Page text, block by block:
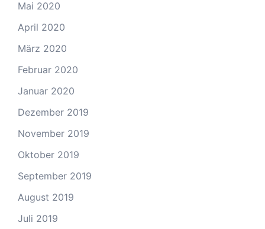
Mai 2020
April 2020
März 2020
Februar 2020
Januar 2020
Dezember 2019
November 2019
Oktober 2019
September 2019
August 2019
Juli 2019